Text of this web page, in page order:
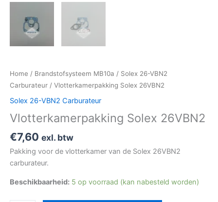
Home / Brandstofsysteem MB10a / Solex 26-VBN2
Carburateur / Vlotterkamerpakking Solex 26VBN2
Solex 26-VBN2 Carburateur
Vlotterkamerpakking Solex 26VBN2
€7,60 exl. btw
Pakking voor de vlotterkamer van de Solex 26VBN2
carburateur.
Beschikbaarheid: 5 op voorraad (kan nabesteld worden)